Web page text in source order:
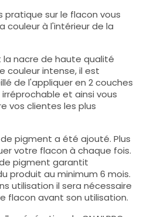
pratique sur le flacon vous
couleur à l'intérieur de la
la nacre de haute qualité
couleur intense, il est
de l'appliquer en 2 couches
et ainsi vous
vos clientes les plus
pigment a été ajouté. Plus
votre flacon à chaque fois.
pigment garantit
produit au minimum 6 mois.
utilisation il sera nécessaire
flacon avant son utilisation.